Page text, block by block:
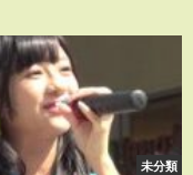
未分類